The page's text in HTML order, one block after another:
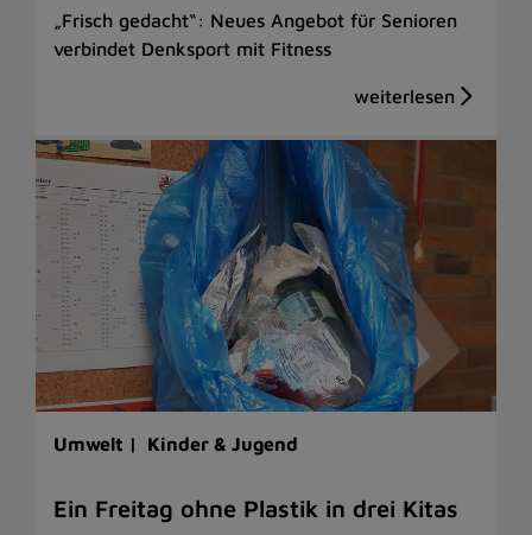
„Frisch gedacht“: Neues Angebot für Senioren
verbindet Denksport mit Fitness
Umwelt | Kinder & Jugend
Ein Freitag ohne Plastik in drei Kitas